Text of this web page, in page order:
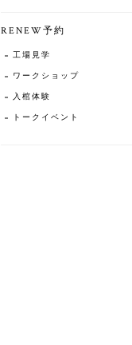
RENEW予約
工場見学
ワークショップ
入棺体験
トークイベント